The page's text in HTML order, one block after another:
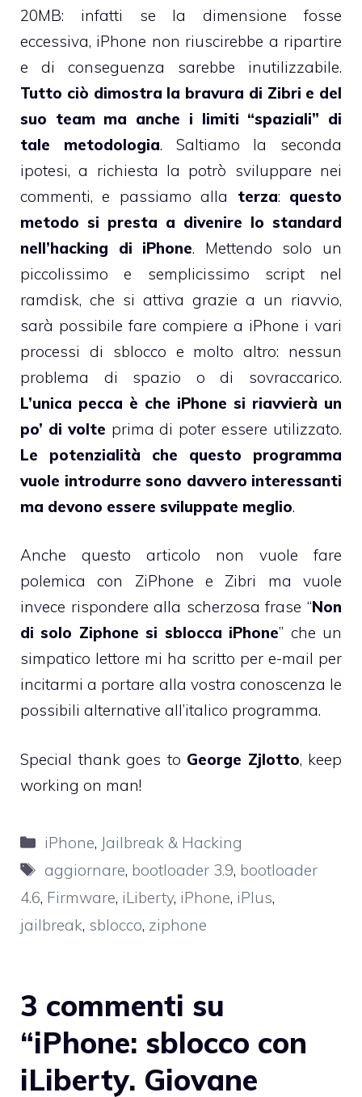
20MB: infatti se la dimensione fosse
eccessiva, iPhone non riuscirebbe a ripartire
e di conseguenza sarebbe inutilizzabile.
Tutto ciò dimostra la bravura di Zibri e del
suo team ma anche i limiti “spaziali” di
tale metodologia. Saltiamo la seconda
ipotesi, a richiesta la potrò sviluppare nei
commenti, e passiamo alla terza: questo
metodo si presta a divenire lo standard
nell’hacking di iPhone. Mettendo solo un
piccolissimo e semplicissimo script nel
ramdisk, che si attiva grazie a un riavvio,
sarà possibile fare compiere a iPhone i vari
processi di sblocco e molto altro: nessun
problema di spazio o di sovraccarico.
L’unica pecca è che iPhone si riavvierà un
po’ di volte prima di poter essere utilizzato.
Le potenzialità che questo programma
vuole introdurre sono davvero interessanti
ma devono essere sviluppate meglio.
Anche questo articolo non vuole fare
polemica con ZiPhone e Zibri ma vuole
invece rispondere alla scherzosa frase “Non
di solo Ziphone si sblocca iPhone” che un
simpatico lettore mi ha scritto per e-mail per
incitarmi a portare alla vostra conoscenza le
possibili alternative all’italico programma.
Special thank goes to George Zjlotto, keep
working on man!
Categorie
iPhone, Jailbreak & Hacking
Tag
aggiornare, bootloader 3.9, bootloader
4.6, Firmware, iLiberty, iPhone, iPlus,
jailbreak, sblocco, ziphone
3 commenti su
“iPhone: sblocco con
iLiberty. Giovane